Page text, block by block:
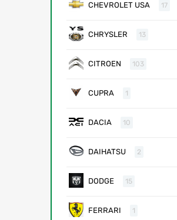
CHEVROLET USA 17
CHRYSLER 13
CITROEN 103
CUPRA 1
DACIA 10
DAIHATSU 2
DODGE 15
FERRARI 1